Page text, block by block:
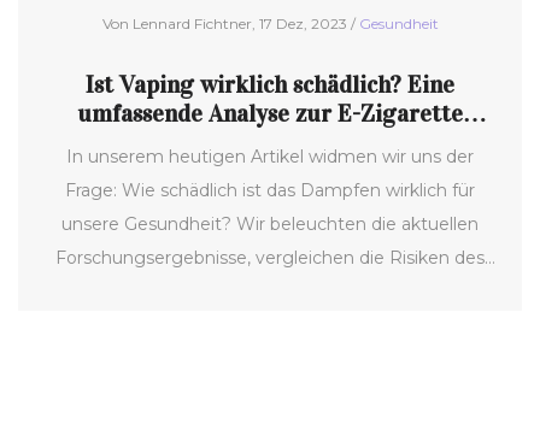
Von Lennard Fichtner, 17 Dez, 2023 / Gesundheit
Ist Vaping wirklich schädlich? Eine
umfassende Analyse zur E-Zigarette
Gesundheit
In unserem heutigen Artikel widmen wir uns der
Frage: Wie schädlich ist das Dampfen wirklich für
unsere Gesundheit? Wir beleuchten die aktuellen
Forschungsergebnisse, vergleichen die Risiken des